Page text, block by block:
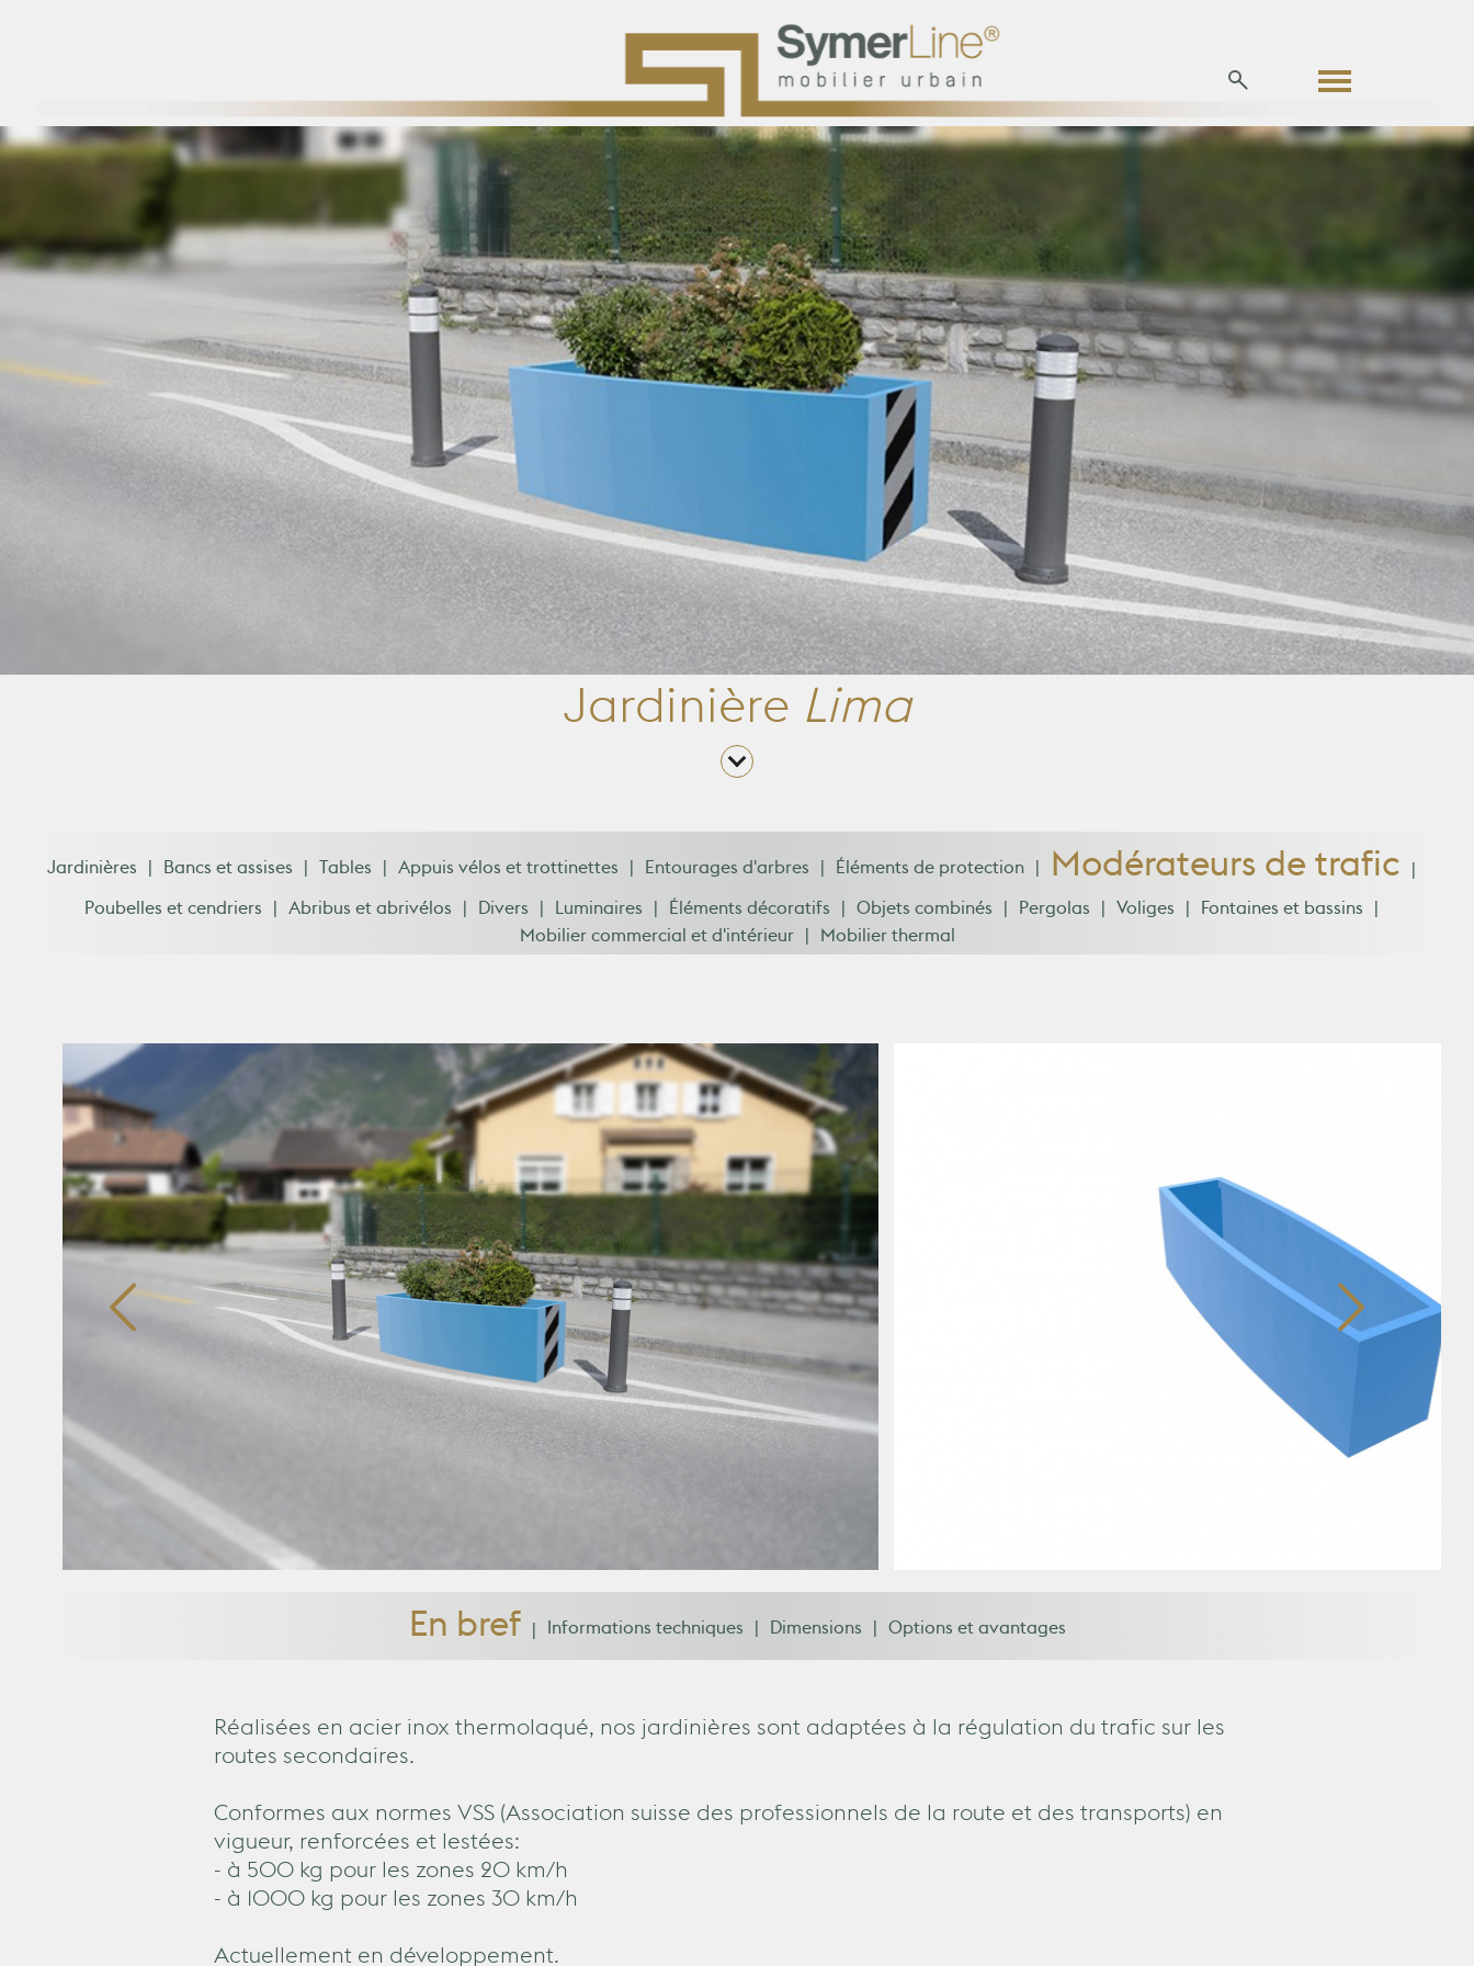
JardinièreLima
Jardinières Bancs et assises Tables Appuis vélos et trottinettes Entourages d'arbres Éléments de protection Modérateurs de trafic
Poubelles et cendriers Abribus et abrivélos Divers Luminaires Éléments décoratifs Objets combinés Pergolas Voliges Fontaines et bassins
Mobilier commercial et d'intérieur Mobilier thermal
En bref Informations techniques Dimensions Options et avantages
Réalisées en acier inox thermolaqué, nos jardinières sont adaptées à la régulation du trafic sur les
routes secondaires.
Conformes aux normes VSS (Association suisse des professionnels de la route et des transports) en
vigueur, renforcées et lestées:
- à 500 kg pour les zones 20 km/h
- à 1000 kg pour les zones 30 km/h